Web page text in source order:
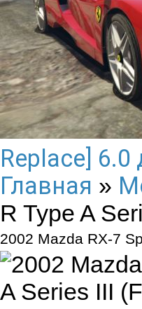
Replace] 6.0
Главная »
R Type A
2002 Mazda RX-7
для GTA 5